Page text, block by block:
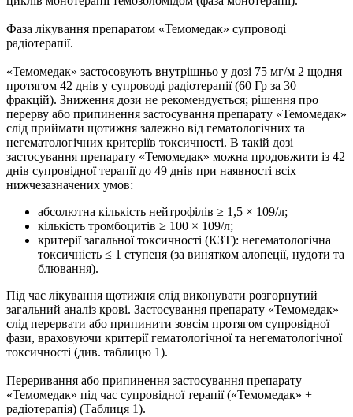
Фаза лікування препаратом «Темомедак» супроводі
радіотерапії.
«Темомедак» застосовують внутрішньо у дозі 75 мг/м 2 щодня
протягом 42 днів у супроводі радіотерапії (60 Гр за 30
фракцій). Зниження дози не рекомендується; рішення про
перерву або припинення застосування препарату «Темомедак»
слід приймати щотижня залежно від гематологічних та
негематологічних критеріїв токсичності. В такій дозі
застосування препарату «Темомедак» можна продовжити із 42
днів супровідної терапії до 49 днів при наявності всіх
нижчезазначених умов:
абсолютна кількість нейтрофілів ≥ 1,5 × 109/л;
кількість тромбоцитів ≥ 100 × 109/л;
критерії загальної токсичності (КЗТ): негематологічна
токсичність ≤ 1 ступеня (за винятком алопеції, нудоти та
блювання).
Під час лікування щотижня слід виконувати розгорнутий
загальний аналіз крові. Застосування препарату «Темомедак»
слід перервати або припинити зовсім протягом супровідної
фази, враховуючи критерії гематологічної та негематологічної
токсичності (див. таблицю 1).
Переривання або припинення застосування препарату
«Темомедак» під час супровідної терапії («Темомедак» +
радіотерапія) (Таблиця 1).